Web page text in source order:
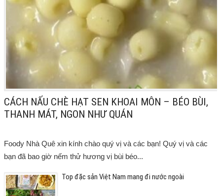
CÁCH NẤU CHÈ HẠT SEN KHOAI MÔN – BÉO BÙI,
THANH MÁT, NGON NHƯ QUÁN
Foody Nhà Quê xin kính chào quý vị và các bạn! Quý vị và các
bạn đã bao giờ nếm thử hương vị bùi béo...
Top đặc sản Việt Nam mang đi nước ngoài